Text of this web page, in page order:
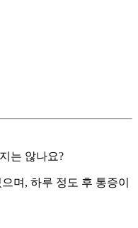
는 않나요?
며, 하루 정도 후 통증이